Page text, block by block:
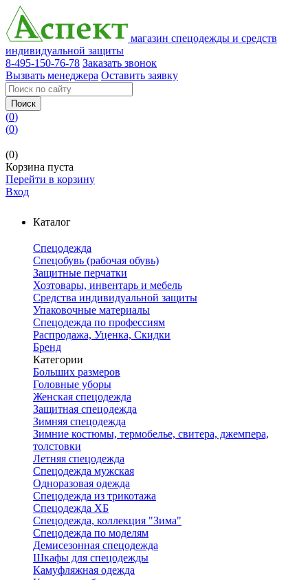
магазин спецодежды и средств
индивидуальной защиты
8-495-150-76-78 Заказать звонок
Вызвать менеджера Оставить заявку
Поиск
(0)
(0)
(0)
Корзина пуста
Перейти в корзину
Вход
Каталог
Спецодежда
Спецобувь (рабочая обувь)
Защитные перчатки
Хозтовары, инвентарь и мебель
Средства индивидуальной защиты
Упаковочные материалы
Спецодежда по профессиям
Распродажа, Уценка, Скидки
Бренд
Категории
Больших размеров
Головные уборы
Женская спецодежда
Защитная спецодежда
Зимняя спецодежда
Зимние костюмы, термобелье, свитера, джемпера,
толстовки
Летняя спецодежда
Спецодежда мужская
Одноразовая одежда
Спецодежда из трикотажа
Спецодежда ХБ
Спецодежда, коллекция "Зима"
Спецодежда по моделям
Демисезонная спецодежда
Шкафы для спецодежды
Камуфляжная одежда